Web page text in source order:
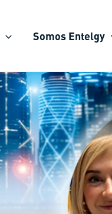
Somos Entelgy